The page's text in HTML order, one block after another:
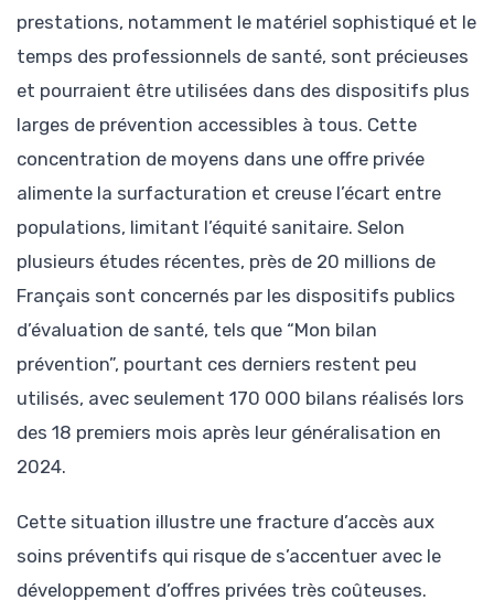
prestations, notamment le matériel sophistiqué et le
temps des professionnels de santé, sont précieuses
et pourraient être utilisées dans des dispositifs plus
larges de prévention accessibles à tous. Cette
concentration de moyens dans une offre privée
alimente la surfacturation et creuse l’écart entre
populations, limitant l’équité sanitaire. Selon
plusieurs études récentes, près de 20 millions de
Français sont concernés par les dispositifs publics
d’évaluation de santé, tels que “Mon bilan
prévention”, pourtant ces derniers restent peu
utilisés, avec seulement 170 000 bilans réalisés lors
des 18 premiers mois après leur généralisation en
2024.
Cette situation illustre une fracture d’accès aux
soins préventifs qui risque de s’accentuer avec le
développement d’offres privées très coûteuses.